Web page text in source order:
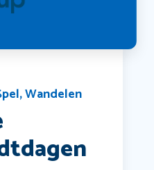
,Wandelen